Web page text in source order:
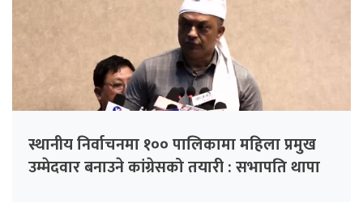
स्थानीय निर्वाचनमा १०० पालिकामा महिला प्रमुख
उम्मेदवार बनाउने कांग्रेसको तयारी : सभापति थापा